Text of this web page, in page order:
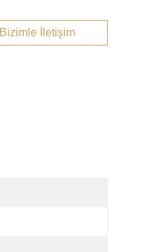
Bizimle İletişim